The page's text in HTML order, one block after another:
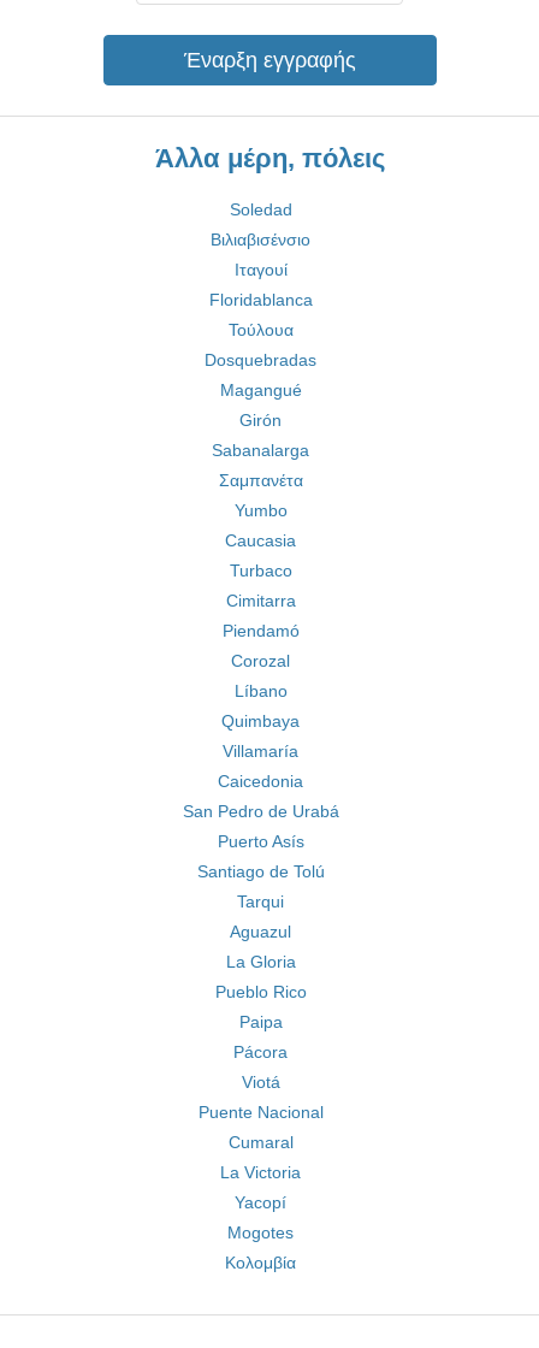
Έναρξη εγγραφής
Άλλα μέρη, πόλεις
Soledad
Βιλιαβισένσιο
Ιταγουί
Floridablanca
Τούλουα
Dosquebradas
Magangué
Girón
Sabanalarga
Σαμπανέτα
Yumbo
Caucasia
Turbaco
Cimitarra
Piendamó
Corozal
Líbano
Quimbaya
Villamaría
Caicedonia
San Pedro de Urabá
Puerto Asís
Santiago de Tolú
Tarqui
Aguazul
La Gloria
Pueblo Rico
Paipa
Pácora
Viotá
Puente Nacional
Cumaral
La Victoria
Yacopí
Mogotes
Κολομβία